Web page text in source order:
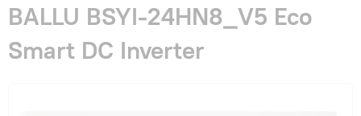
Гарантия и сервис
BALLU BSYI-24HN8_V5 Eco
Smart DC Inverter